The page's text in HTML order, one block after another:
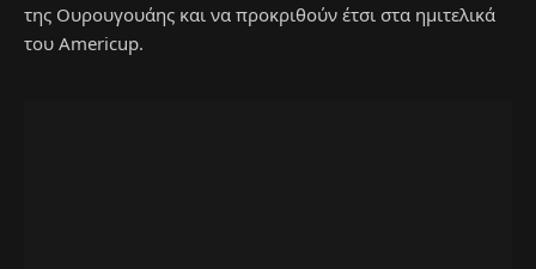
της Ουρουγουάης και να προκριθούν έτσι στα ημιτελικά
του Americup.